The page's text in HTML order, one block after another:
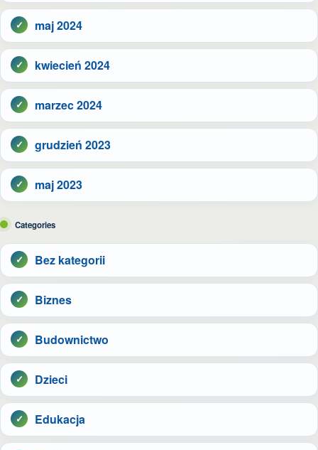
maj 2024
kwiecień 2024
marzec 2024
grudzień 2023
maj 2023
Categories
Bez kategorii
Biznes
Budownictwo
Dzieci
Edukacja